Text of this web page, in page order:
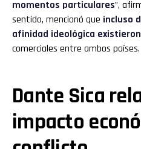
momentos particulares”,
sentido, mencionó que incluso
afinidad ideológica
comerciales entre ambos países.
Dante Sica
impacto